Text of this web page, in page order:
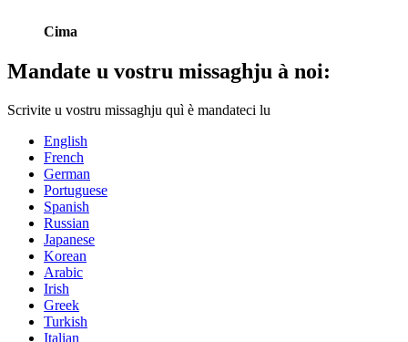
Cima
Mandate u vostru missaghju à noi:
Scrivite u vostru missaghju quì è mandateci lu
English
French
German
Portuguese
Spanish
Russian
Japanese
Korean
Arabic
Irish
Greek
Turkish
Italian